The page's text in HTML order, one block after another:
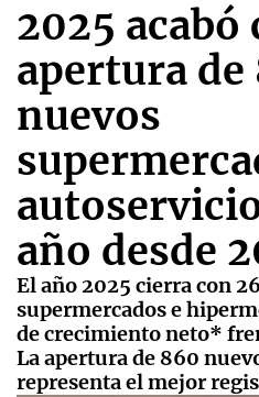
2025 acabó
apertura de
nuevos
año desde
El año 2025 cierra con
supermercados e
de crecimiento neto*
La apertura de 860
representa el mejor